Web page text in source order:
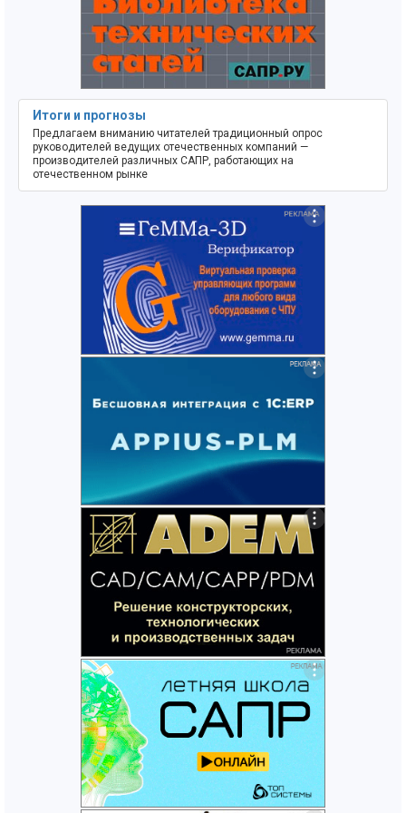
Итоги и прогнозы
Предлагаем вниманию читателей традиционный опрос
руководителей ведущих отечественных компаний —
производителей различных САПР, работающих на
отечественном рынке